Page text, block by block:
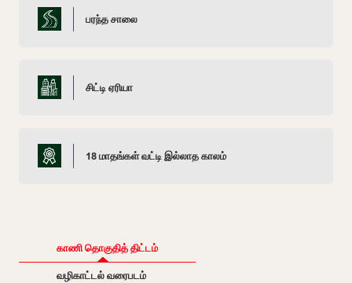
பரந்த சாலை
சிட்டி ஏரியா
18 மாதங்கள் வட்டி இல்லாத காலம்
காணி தொகுதித் திட்டம்
வழிகாட்டல் வரைபடம்